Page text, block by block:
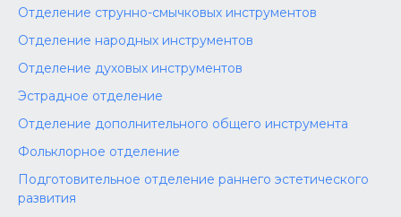
Отделение струнно-смычковых инструментов
Отделение народных инструментов
Отделение духовых инструментов
Эстрадное отделение
Отделение дополнительного общего инструмента
Фольклорное отделение
Подготовительное отделение раннего эстетического
развития